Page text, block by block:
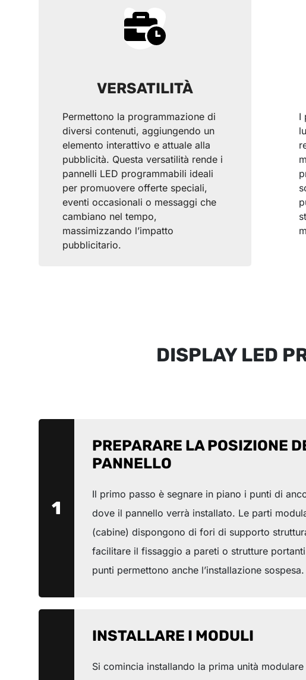
VERSATILITÀ
Permettono la programmazione di
diversi contenuti, aggiungendo un
elemento interattivo e attuale alla
pubblicità. Questa versatilità rende i
pannelli LED programmabili ideali
per promuovere offerte speciali,
eventi occasionali o messaggi che
cambiano nel tempo,
massimizzando l’impatto
pubblicitario.
I
DISPLAY LED
1
PREPARARE LA POSIZIONE
PANNELLO
Il primo passo è segnare in piano i punti di
dove il pannello verrà installato. Le parti
(cabine) dispongono di fori di supporto
facilitare il fissaggio a pareti o strutture
punti permettono anche l’installazione sospesa.
INSTALLARE I MODULI
Si comincia installando la prima unità modulare